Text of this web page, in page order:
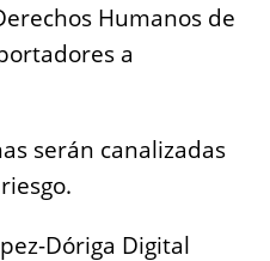
Humanos de
a
serán canalizadas
Dóriga Digital